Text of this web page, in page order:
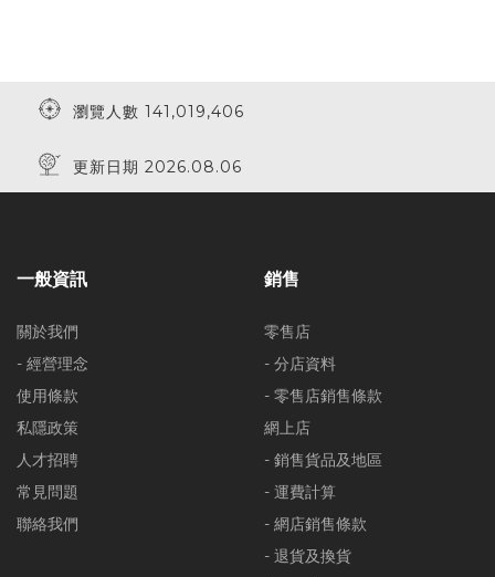
瀏覽人數 141,019,406
更新日期 2026.08.06
一般資訊
關於我們
- 經營理念
使用條款
私隱政策
人才招聘
常見問題
聯絡我們
銷售
零售店
- 分店資料
- 零售店銷售條款
網上店
- 銷售貨品及地區
- 運費計算
- 網店銷售條款
- 退貨及換貨